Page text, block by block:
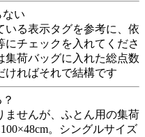
い
いる表示タグを参考に、依
にチェックを入れてくださ
集荷バッグに入れた総点数
ければそれで結構です
ませんが、ふとん用の集荷
。シングルサイズ